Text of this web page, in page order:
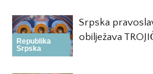
Republika
Srpska
Srpska
obilježava